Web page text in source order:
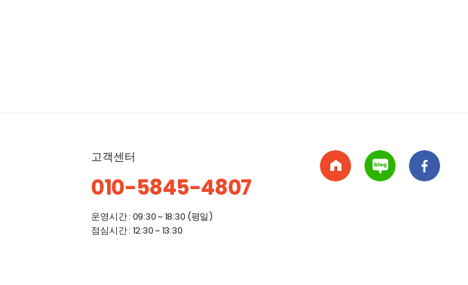
고객센터
010-5845-4807
운영시간 : 09:30 ~ 18:30 (평일)
점심시간 : 12:30 ~ 13:30